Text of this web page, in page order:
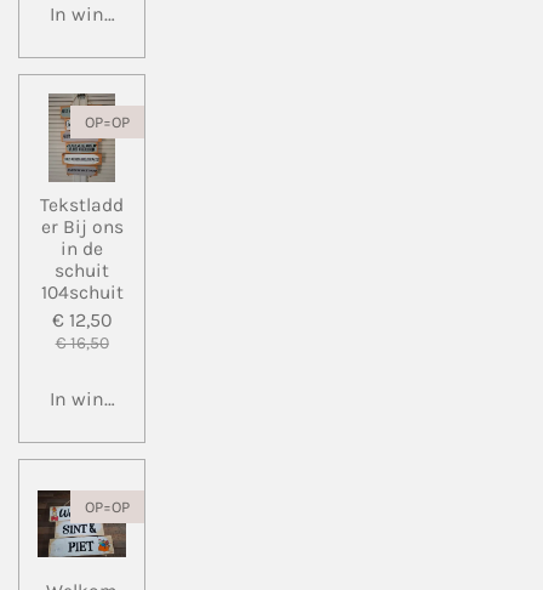
In winkelwagen
OP=OP
Tekstladd
er Bij ons
in de
schuit
104schuit
€ 12,50
€ 16,50
In winkelwagen
OP=OP